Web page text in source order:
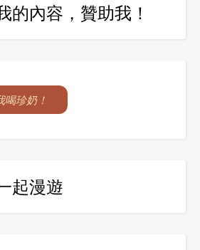
的內容，贊助我！
喝珍奶！
起漫遊